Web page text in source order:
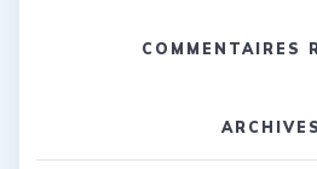
COMMENTAIRES
ARCHIVES